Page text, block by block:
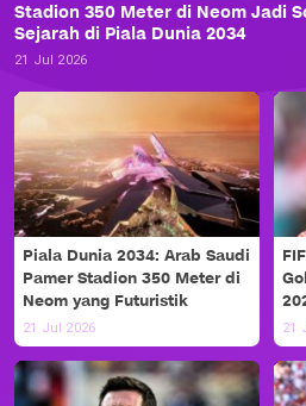
Stadion 350 Meter di Neom Jadi
Sejarah di Piala Dunia 2034
21 Jul 2026
Piala Dunia 2034: Arab Saudi
Pamer Stadion 350 Meter di
Neom yang Futuristik
21 Jul 2026 21